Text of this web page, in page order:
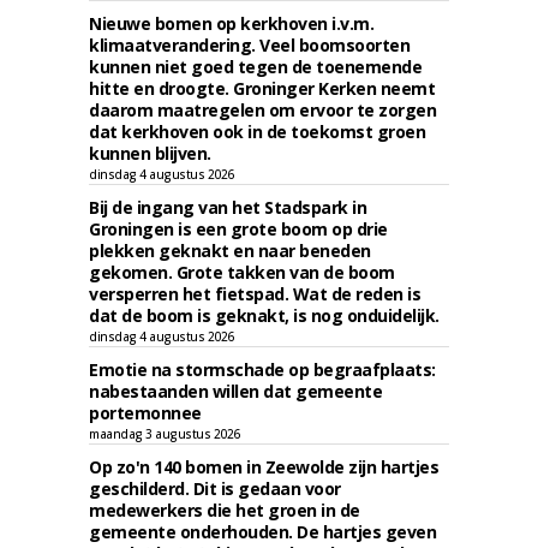
Nieuwe bomen op kerkhoven i.v.m.
klimaatverandering. Veel boomsoorten
kunnen niet goed tegen de toenemende
hitte en droogte. Groninger Kerken neemt
daarom maatregelen om ervoor te zorgen
dat kerkhoven ook in de toekomst groen
kunnen blijven.
dinsdag 4 augustus 2026
Bij de ingang van het Stadspark in
Groningen is een grote boom op drie
plekken geknakt en naar beneden
gekomen. Grote takken van de boom
versperren het fietspad. Wat de reden is
dat de boom is geknakt, is nog onduidelijk.
dinsdag 4 augustus 2026
Emotie na stormschade op begraafplaats:
nabestaanden willen dat gemeente
portemonnee
maandag 3 augustus 2026
Op zo'n 140 bomen in Zeewolde zijn hartjes
geschilderd. Dit is gedaan voor
medewerkers die het groen in de
gemeente onderhouden. De hartjes geven